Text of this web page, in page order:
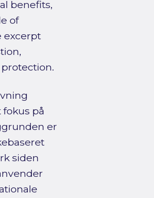
benefits,
of
excerpt
på
er
siden